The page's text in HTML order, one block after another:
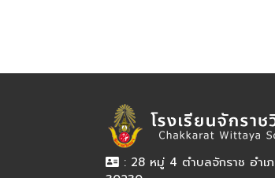
: 28 หมู่ 4 ตำบลจักราช อำเ